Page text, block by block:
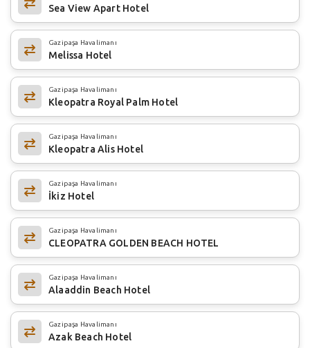
Sea View Apart Hotel
Gazipaşa Havalimanı
Melissa Hotel
Gazipaşa Havalimanı
Kleopatra Royal Palm Hotel
Gazipaşa Havalimanı
Kleopatra Alis Hotel
Gazipaşa Havalimanı
İkiz Hotel
Gazipaşa Havalimanı
CLEOPATRA GOLDEN BEACH HOTEL
Gazipaşa Havalimanı
Alaaddin Beach Hotel
Gazipaşa Havalimanı
Azak Beach Hotel